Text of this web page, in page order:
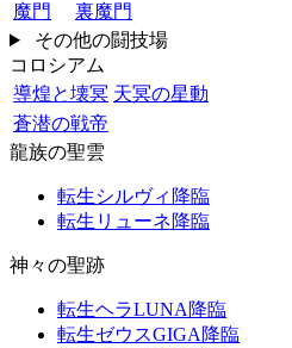
魔門
裏魔門
その他の闘技場
コロシアム
導煌と壊冥 天冥の星動
蒼潜の戦帝
龍族の聖雲
転生シルヴィ降臨
転生リューネ降臨
神々の聖跡
転生ヘラLUNA降臨
転生ゼウスGIGA降臨